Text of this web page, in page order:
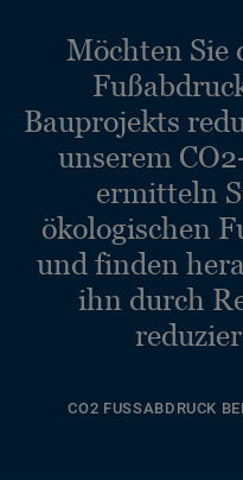
Möchten Sie
Bauprojekts
unserem
ermitteln
ökologischen
und finden
ihn durch
CO2 FUSSABDRUCK